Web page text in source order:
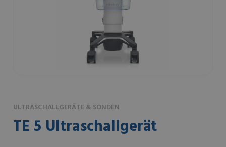
ULTRASCHALLGERÄTE & SONDEN
TE 5 Ultraschallgerät